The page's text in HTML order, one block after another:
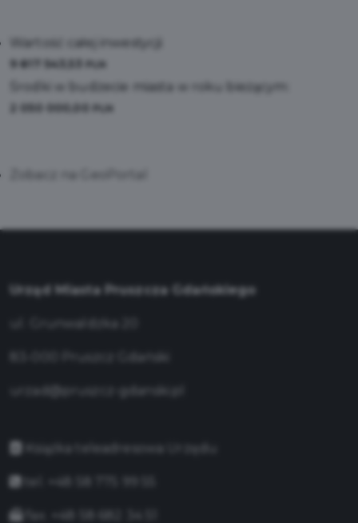
Wartość całej inwestycji:
9 817 543,53
Środki w budżecie miasta w roku bieżącym:
2 050 000,00
Urząd Miasta Pruszcza Gdańskiego
urzad@pruszcz-gdanski.pl
Książka teleadresowa Urzędu